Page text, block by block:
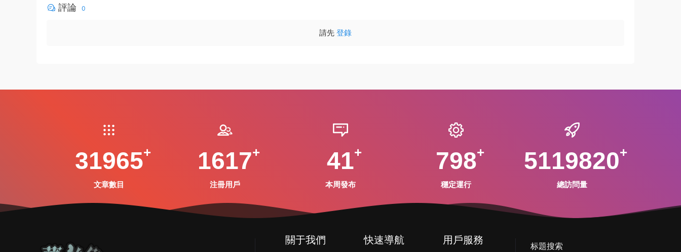
評論 0
請先 登錄
31965
文章數目
1617
注冊用戶
41
本周發布
798
穩定運行
5119820
總訪問量
關于我們 快速導航 用戶服務 标題搜索